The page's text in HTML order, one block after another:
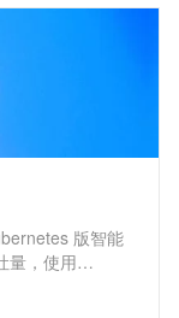
版智能
量，使用
置组件进行弹